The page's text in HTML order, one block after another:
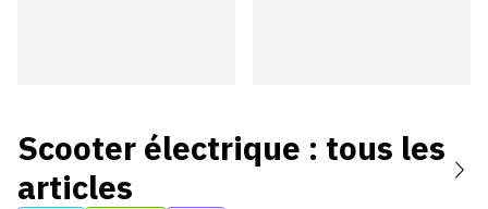
Scooter électrique : tous les
articles